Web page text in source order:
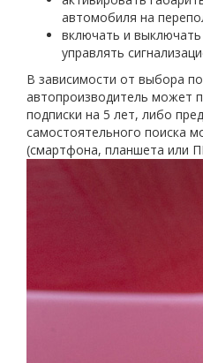
автомобиля на
включать и
управлять
В зависимости от выбора
автопроизводитель может
подписки на 5 лет, либо
самостоятельного поиска
(смартфона, планшета или